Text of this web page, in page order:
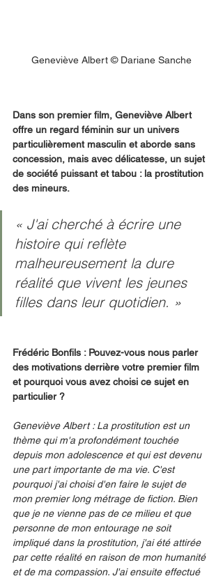
Geneviève Albert © Dariane Sanche
Dans son premier film, Geneviève Albert
offre un regard féminin sur un univers
particulièrement masculin et aborde sans
concession, mais avec délicatesse, un sujet
de société puissant et tabou : la prostitution
des mineurs.
« J'ai cherché à écrire une
histoire qui reflète
malheureusement la dure
réalité que vivent les jeunes
filles dans leur quotidien. »
Frédéric Bonfils : Pouvez-vous nous parler
des motivations derrière votre premier film
et pourquoi vous avez choisi ce sujet en
particulier ?
Geneviève Albert : La prostitution est un
thème qui m'a profondément touchée
depuis mon adolescence et qui est devenu
une part importante de ma vie. C'est
pourquoi j'ai choisi d'en faire le sujet de
mon premier long métrage de fiction. Bien
que je ne vienne pas de ce milieu et que
personne de mon entourage ne soit
impliqué dans la prostitution, j'ai été attirée
par cette réalité en raison de mon humanité
et de ma compassion. J'ai ensuite effectué